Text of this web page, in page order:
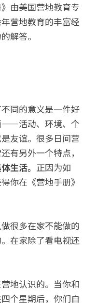
由美国营地教育专
营地教育的丰富经
解答。
同的意义是一件好
——活动、环境、个
友谊。很多日间营
有另外一个特点，
生活。 正因为如
你在《营地手册》
很多在家不能做的
在家除了看电视还
地认识的。当你和
个星期后，你们自